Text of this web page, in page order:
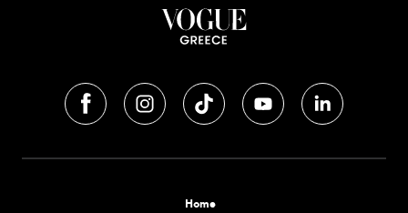
Home